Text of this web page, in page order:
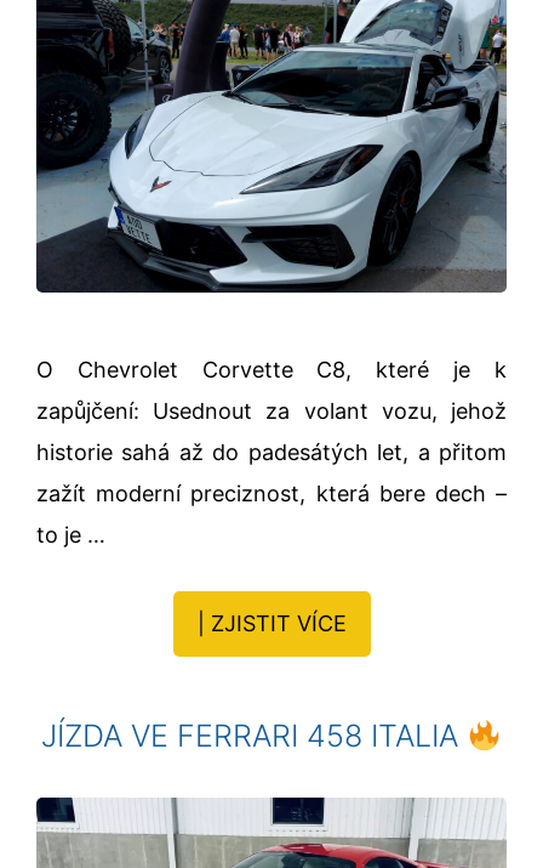
O Chevrolet Corvette C8, které je k
zapůjčení: Usednout za volant vozu, jehož
historie sahá až do padesátých let, a přitom
zažít moderní preciznost, která bere dech –
to je …
| ZJISTIT VÍCE
JÍZDA VE FERRARI 458 ITALIA